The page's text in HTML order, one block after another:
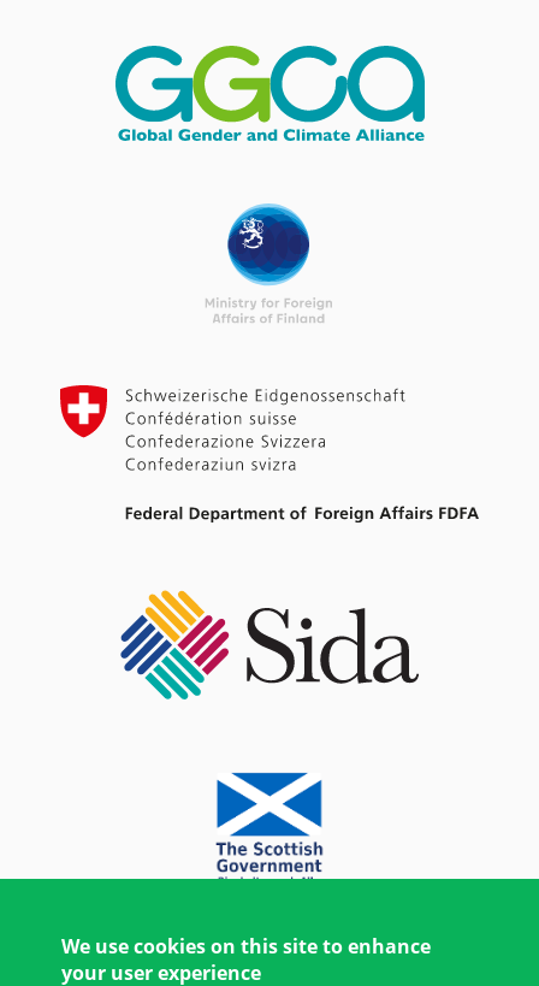
We use cookies on this site to enhance
your user experience